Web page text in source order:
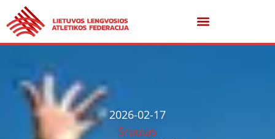
2026-02-17
Srautas